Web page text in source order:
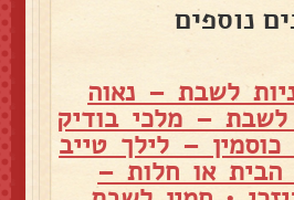
נוספים
לשבת – נאוה
– מלכי בודיק
– לילך טייב
הבית או חלות –